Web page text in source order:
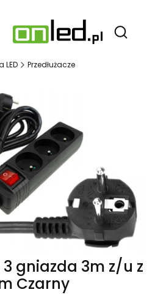
Otwórz
LED Przedłużacze
3 gniazda 3m z/u z
Czarny